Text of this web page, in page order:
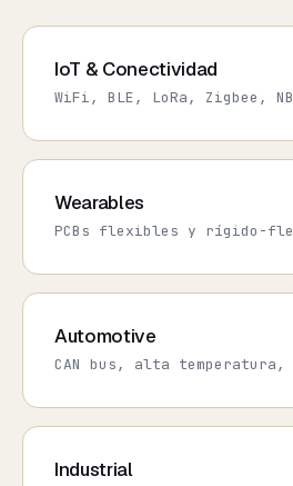
IoT & Conectividad
WiFi, BLE, LoRa, Zigbee,
Wearables
PCBs flexibles y rígido-
Automotive
CAN bus, alta
Industrial